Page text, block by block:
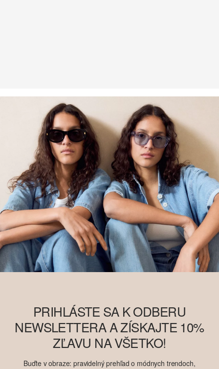
PRIHLÁSTE SA K ODBERU
NEWSLETTERA A ZÍSKAJTE 10%
ZĽAVU NA VŠETKO!
Buďte v obraze: pravidelný prehľad o módnych trendoch,